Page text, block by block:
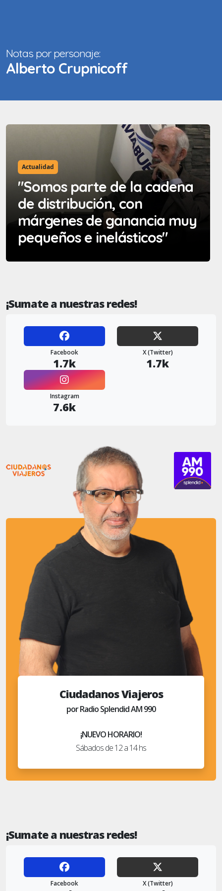
Notas por personaje:
Alberto Crupnicoff
Actualidad
"Somos parte de la cadena
de distribución, con
márgenes de ganancia muy
pequeños e inelásticos"
¡Sumate a nuestras redes!
Facebook
1.7k
X (Twitter)
1.7k
Instagram
7.6k
Ciudadanos Viajeros
por Radio Splendid AM 990
¡NUEVO HORARIO!
Sábados de 12 a 14 hs